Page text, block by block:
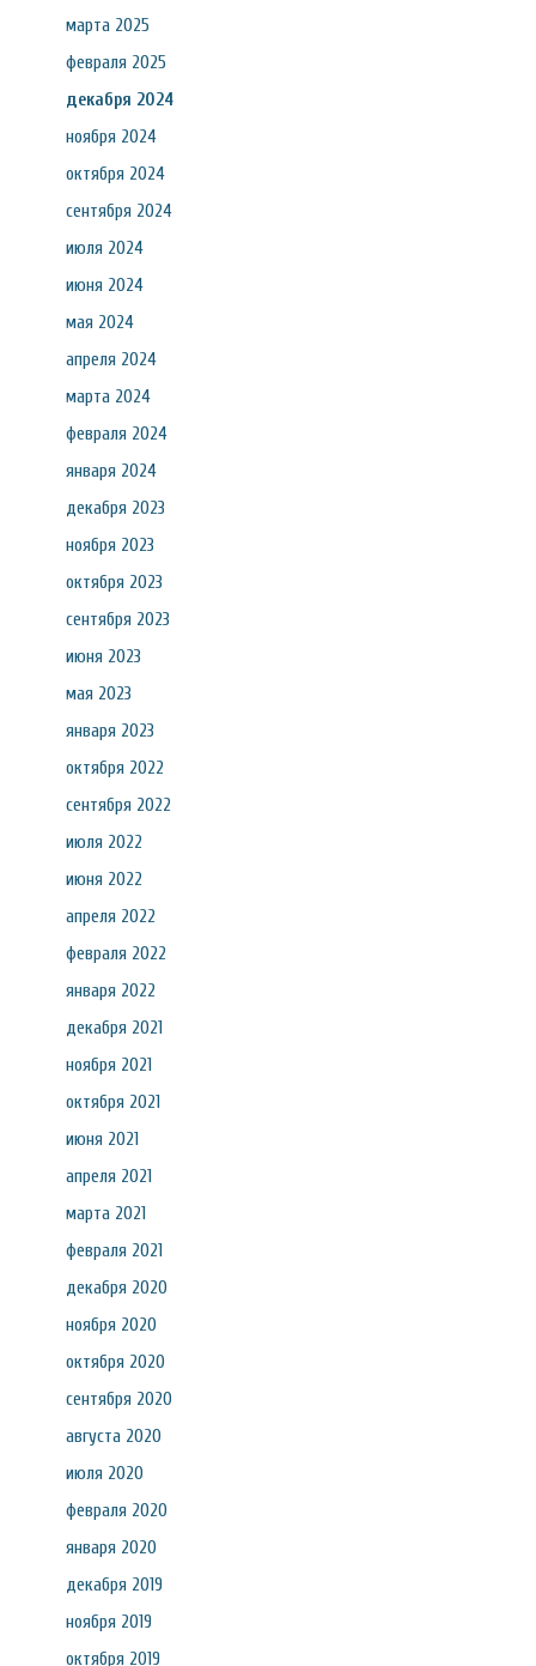
марта 2025
февраля 2025
декабря 2024
ноября 2024
октября 2024
сентября 2024
июля 2024
июня 2024
мая 2024
апреля 2024
марта 2024
февраля 2024
января 2024
декабря 2023
ноября 2023
октября 2023
сентября 2023
июня 2023
мая 2023
января 2023
октября 2022
сентября 2022
июля 2022
июня 2022
апреля 2022
февраля 2022
января 2022
декабря 2021
ноября 2021
октября 2021
июня 2021
апреля 2021
марта 2021
февраля 2021
декабря 2020
ноября 2020
октября 2020
сентября 2020
августа 2020
июля 2020
февраля 2020
января 2020
декабря 2019
ноября 2019
октября 2019